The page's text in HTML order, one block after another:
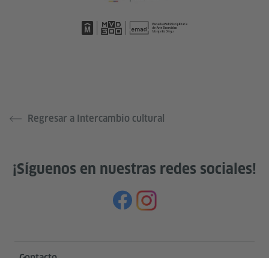
Regresar a Intercambio cultural
¡Síguenos en nuestras redes sociales!
Service- und Informationsbereich